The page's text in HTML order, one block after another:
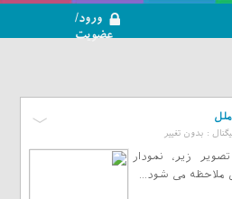
ورود/
عضویت
: بدون تغییر
زیر، نمودار
ملاحظه می شود...